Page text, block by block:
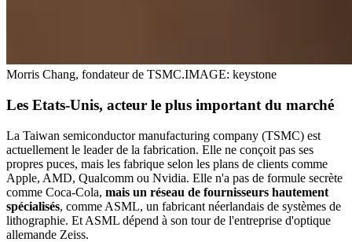
Morris Chang, fondateur de TSMC.IMAGE: keystone
Les Etats-Unis, acteur le plus important du marché
La Taiwan semiconductor manufacturing company (TSMC) est
actuellement le leader de la fabrication. Elle ne conçoit pas ses
propres puces, mais les fabrique selon les plans de clients comme
Apple, AMD, Qualcomm ou Nvidia. Elle n'a pas de formule secrète
comme Coca-Cola, mais un réseau de fournisseurs hautement
spécialisés, comme ASML, un fabricant néerlandais de systèmes de
lithographie. Et ASML dépend à son tour de l'entreprise d'optique
allemande Zeiss.